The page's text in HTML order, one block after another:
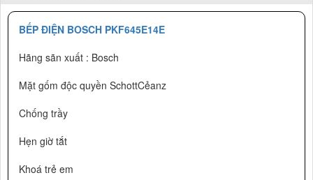
BẾP ĐIỆN BOSCH PKF645E14E
Hãng sãn xuất : Bosch
Mặt gốm độc quyền SchottCẻanz
Chống trầy
Hẹn giờ tắt
Khoá trẻ em